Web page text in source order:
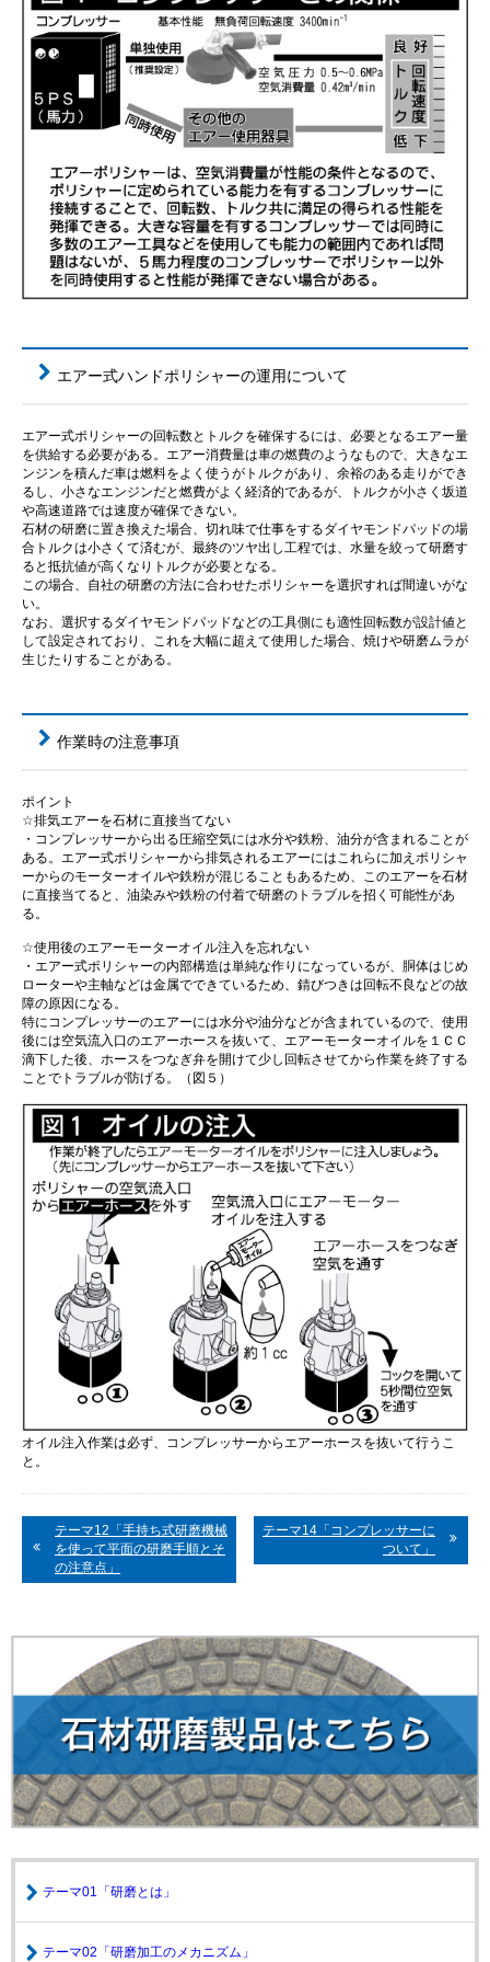
エアー式ハンドポリシャーの運用について
エアー式ポリシャーの回転数とトルクを確保するには、必要となるエアー量
を供給する必要がある。エアー消費量は車の燃費のようなもので、大きなエ
ンジンを積んだ車は燃料をよく使うがトルクがあり、余裕のある走りができ
るし、小さなエンジンだと燃費がよく経済的であるが、トルクが小さく坂道
や高速道路では速度が確保できない。
石材の研磨に置き換えた場合、切れ味で仕事をするダイヤモンドパッドの場
合トルクは小さくて済むが、最終のツヤ出し工程では、水量を絞って研磨す
ると抵抗値が高くなりトルクが必要となる。
この場合、自社の研磨の方法に合わせたポリシャーを選択すれば間違いがな
い。
なお、選択するダイヤモンドパッドなどの工具側にも適性回転数が設計値と
して設定されており、これを大幅に超えて使用した場合、焼けや研磨ムラが
生じたりすることがある。
作業時の注意事項
ポイント
☆排気エアーを石材に直接当てない
・コンプレッサーから出る圧縮空気には水分や鉄粉、油分が含まれることが
ある。エアー式ポリシャーから排気されるエアーにはこれらに加えポリシャ
ーからのモーターオイルや鉄粉が混じることもあるため、このエアーを石材
に直接当てると、油染みや鉄粉の付着で研磨のトラブルを招く可能性があ
る。
☆使用後のエアーモーターオイル注入を忘れない
・エアー式ポリシャーの内部構造は単純な作りになっているが、胴体はじめ
ローターや主軸などは金属でできているため、錆びつきは回転不良などの故
障の原因になる。
特にコンプレッサーのエアーには水分や油分などが含まれているので、使用
後には空気流入口のエアーホースを抜いて、エアーモーターオイルを１ＣＣ
滴下した後、ホースをつなぎ弁を開けて少し回転させてから作業を終了する
ことでトラブルが防げる。（図５）
オイル注入作業は必ず、コンプレッサーからエアーホースを抜いて行うこ
と。
テーマ12「手持ち式研磨機械
を使って平面の研磨手順とそ
の注意点」
テーマ14「コンプレッサーに
ついて」
テーマ01「研磨とは」
テーマ02「研磨加工のメカニズム」